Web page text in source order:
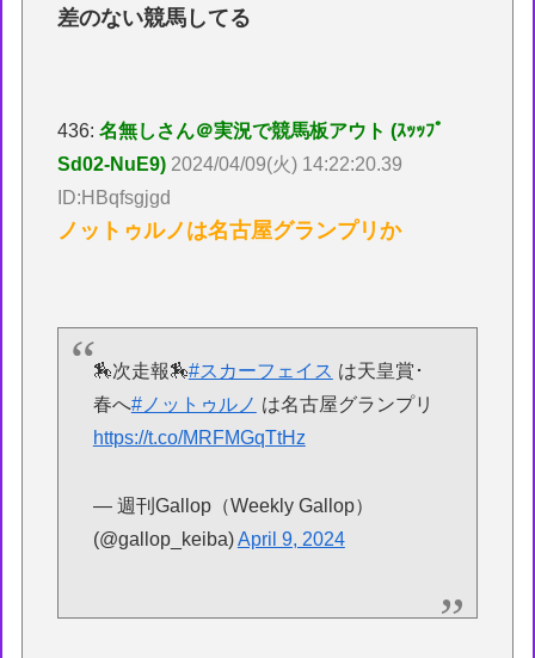
差のない競馬してる
436:名無しさん＠実況で競馬板アウト (ｽｯｯﾌﾟ
Sd02-NuE9) 2024/04/09(火) 14:22:20.39
ID:HBqfsgjgd
ノットゥルノは名古屋グランプリか
🏇次走報🏇#スカーフェイス は天皇賞･
春へ#ノットゥルノ は名古屋グランプリ
https://t.co/MRFMGqTtHz
— 週刊Gallop（Weekly Gallop）
(@gallop_keiba)April 9, 2024